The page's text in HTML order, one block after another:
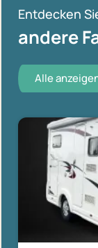
Entdecken
andere
Alle